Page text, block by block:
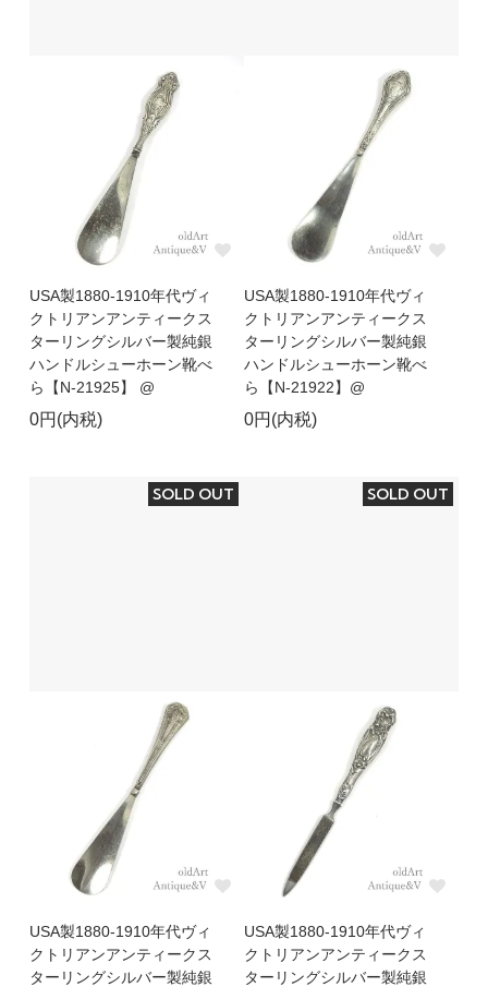
USA製1880-1910年代ヴィ
クトリアンアンティークス
ターリングシルバー製純銀
ハンドルシューホーン靴べ
ら【N-21925】 @
0円(内税)
USA製1880-1910年代ヴィ
クトリアンアンティークス
ターリングシルバー製純銀
ハンドルシューホーン靴べ
ら【N-21922】@
0円(内税)
SOLD OUT
USA製1880-1910年代ヴィ
クトリアンアンティークス
ターリングシルバー製純銀
SOLD OUT
USA製1880-1910年代ヴィ
クトリアンアンティークス
ターリングシルバー製純銀